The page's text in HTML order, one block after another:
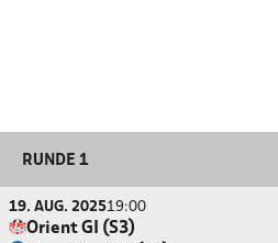
RUNDE 1
19. AUG. 202519:00
Orient GI (S3)